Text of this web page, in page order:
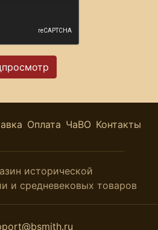
Оплата ЧаВО Контакты
исторической
и средневековых товаров